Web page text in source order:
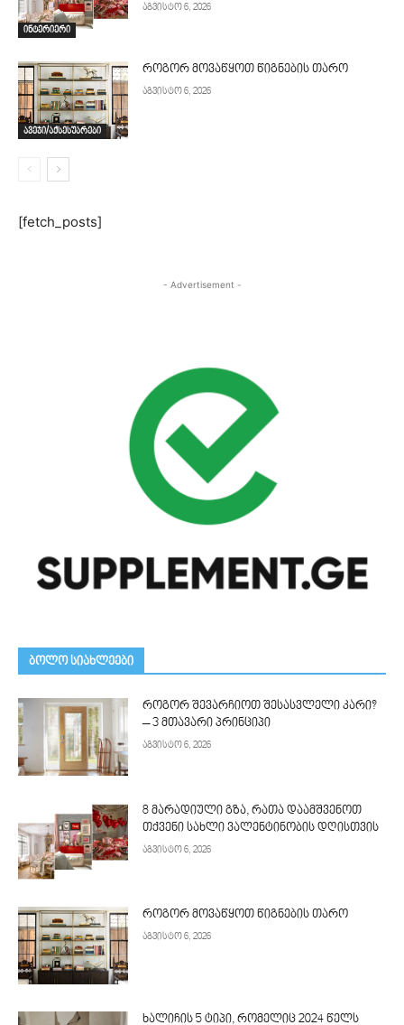
ინტერიერი
აგვისტო 6, 2026
ავეჯი/აქსესუარები
როგორ მოვაწყოთ წიგნების თარო
აგვისტო 6, 2026
[fetch_posts]
- Advertisement -
ᲑᲝᲚᲝ ᲡᲘᲐᲮᲚᲔᲔᲑᲘ
როგორ შევარჩიოთ შესასვლელი კარი?
– 3 მთავარი პრინციპი
აგვისტო 6, 2026
8 მარადიული გზა, რათა დაამშვენოთ
თქვენი სახლი ვალენტინობის დღისთვის
აგვისტო 6, 2026
როგორ მოვაწყოთ წიგნების თარო
აგვისტო 6, 2026
ხალიჩის 5 ტიპი, რომელიც 2024 წელს